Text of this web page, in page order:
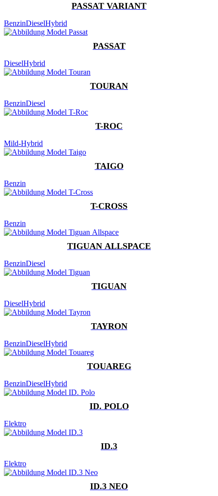
PASSAT VARIANT
BenzinDieselHybrid
PASSAT
DieselHybrid
TOURAN
BenzinDiesel
T-ROC
Mild-Hybrid
TAIGO
Benzin
T-CROSS
Benzin
TIGUAN ALLSPACE
BenzinDiesel
TIGUAN
DieselHybrid
TAYRON
BenzinDieselHybrid
TOUAREG
BenzinDieselHybrid
ID. POLO
Elektro
ID.3
Elektro
ID.3 NEO